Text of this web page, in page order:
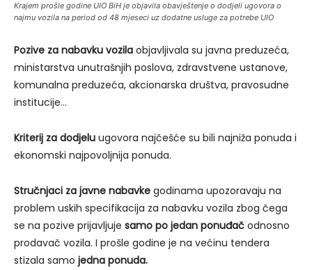
Krajem prošle godine UIO BiH je objavila obavještenje o dodjeli ugovora o
najmu vozila na period od 48 mjeseci uz dodatne usluge za potrebe UIO
Pozive za nabavku vozila objavljivala su javna preduzeća,
ministarstva unutrašnjih poslova, zdravstvene ustanove,
komunalna preduzeća, akcionarska društva, pravosudne
institucije…
Kriterij za dodjelu ugovora najčešće su bili najniža ponuda i
ekonomski najpovoljnija ponuda.
Stručnjaci za javne nabavke godinama upozoravaju na
problem uskih specifikacija za nabavku vozila zbog čega
se na pozive prijavljuje samo po jedan ponuđač odnosno
prodavač vozila. I prošle godine je na većinu tendera
stizala samo jedna ponuda.